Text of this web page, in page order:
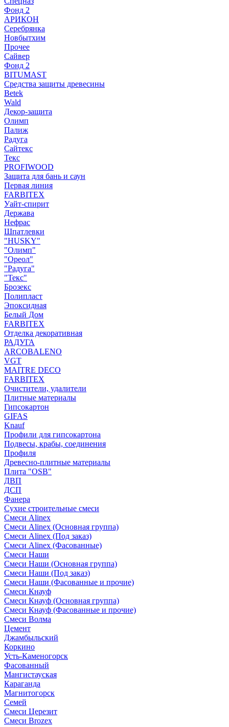
Фонд 2
АРИКОН
Серебрянка
Новбытхим
Прочее
Сайвер
Фонд 2
BITUMAST
Средства защиты древесины
Betek
Wald
Декор-защита
Олимп
Палиж
Радуга
Сайтекс
Текс
PROFIWOOD
Защита для бань и саун
Первая линия
FARBITEX
Уайт-спирит
Держава
Нефрас
Шпатлевки
"HUSKY"
"Олимп"
"Ореол"
"Радуга"
"Текс"
Брозекс
Полипласт
Эпоксидная
Белый Дом
FARBITEX
Отделка декоративная
РАДУГА
ARCOBALENO
VGT
MAITRE DECO
FARBITEX
Очистители, удалители
Плитные материалы
Гипсокартон
GIFAS
Knauf
Профили для гипсокартона
Подвесы, крабы, соединения
Профиля
Древесно-плитные материалы
Плита "OSB"
ДВП
ДСП
Фанера
Сухие строительные смеси
Смеси Alinex
Смеси Alinex (Основная группа)
Смеси Alinex (Под заказ)
Смеси Alinex (Фасованные)
Смеси Наши
Смеси Наши (Основная группа)
Смеси Наши (Под заказ)
Смеси Наши (Фасованные и прочие)
Смеси Кнауф
Смеси Кнауф (Основная группа)
Смеси Кнауф (Фасованные и прочие)
Смеси Волма
Цемент
Джамбыльский
Коркино
Усть-Каменогорск
Фасованный
Мангистауская
Караганда
Магнитогорск
Семей
Смеси Церезит
Смеси Brozex